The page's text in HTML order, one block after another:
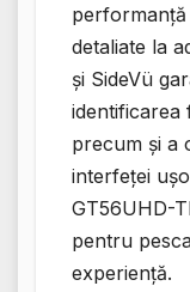
detaliate la
și SideVü
identificarea
precum și a
interfeței
GT56UHD-
pentru
experiență.